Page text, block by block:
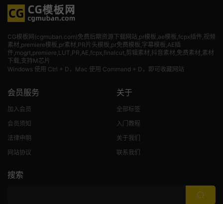
CG模板网(cgmuban.com)免费后期资源下载网站,pr模板,ae模板,fcpx插件,视频
素材,premiere模板,pr素材,PR片头模板,pr免费模板,字幕模板,AE插
件,mogrt,premiere,LUT,PR,AE,fcpx,finalcut,剪辑素材,抖音素材,免费素材,素材
下载,支持M芯片
Windows 使用 Ctrl + D，Mac 使用 Command + D，即可收藏网站
会员服务
加入会员
会员须知
法律申明
网站协议
关于
全部标签
入门教程
关于我们
联系我们
搜索